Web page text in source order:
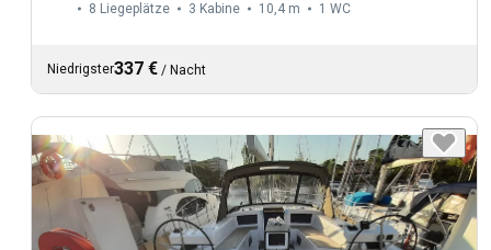
8 Liegeplätze 3 Kabine 10,4 m 1 WC
Niedrigster337 € / Nacht